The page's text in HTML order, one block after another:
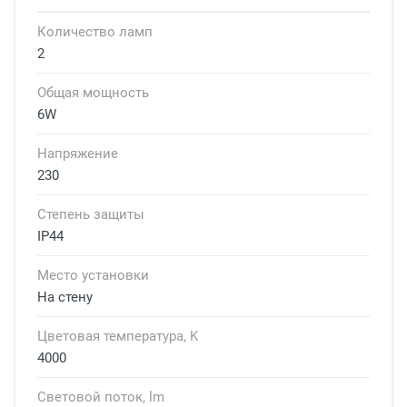
Количество ламп
2
Общая мощность
6W
Напряжение
230
Степень защиты
IP44
Место установки
На стену
Цветовая температура, K
4000
Световой поток, lm